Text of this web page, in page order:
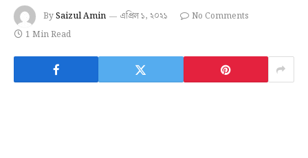
BySaizul Amin এপ্রিল ১, ২০২১
No Comments
1 Min Read